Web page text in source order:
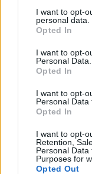
I want to opt-
personal data.
Opted In
I want to opt-
Personal Data.
Opted In
I want to opt-
Personal Data
Opted In
I want to opt-
Retention,
Personal
Purposes for
Opted Out
Analiza e re
lidhje mes
mishit të kuq dhe
për kancer